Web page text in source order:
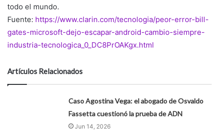
todo el mundo.
Fuente: https://www.clarin.com/tecnologia/peor-error-bill-
gates-microsoft-dejo-escapar-android-cambio-siempre-
industria-tecnologica_0_DC8PrOAKgx.html
Artículos Relacionados
Caso Agostina Vega: el abogado de Osvaldo
Fassetta cuestionó la prueba de ADN
Jun 14, 2026